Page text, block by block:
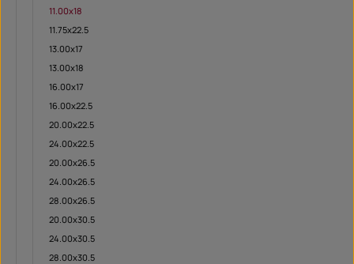
11.00x18
11.75x22.5
13.00x17
13.00x18
16.00x17
16.00x22.5
20.00x22.5
24.00x22.5
20.00x26.5
24.00x26.5
28.00x26.5
20.00x30.5
24.00x30.5
28.00x30.5